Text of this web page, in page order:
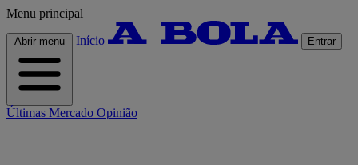
Menu principal
Abrir menu Início Entrar
Últimas Mercado Opinião